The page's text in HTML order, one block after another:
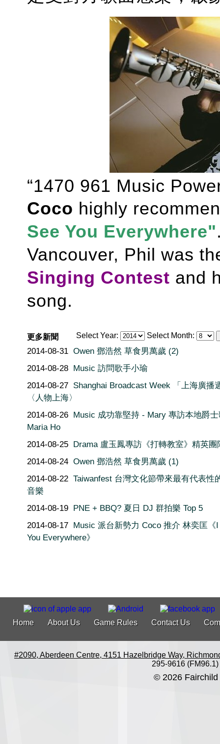
“1470 961 Music
Coco highly
See You Everywhere"
Vancouver, Phil was
Singing Contest and
song.
Select Year: Select Month:
更多新聞
2014-08-31 Owen 鄧浩然 草食男萬歲 (2)
2014-08-28 Music 訪問歌手小瑜
2014-08-27 Shanghai Broadcast Week 「上海廣播
〈人物上海〉
2014-08-26 Music 成功靠堅持 - Mary 專訪本地爵
Maria Ho
2014-08-25 Drama 盧玉鳳專訪《打轉教室》精英團
2014-08-24 Owen 鄧浩然 草食男萬歲 (1)
2014-08-22 Taiwanfest 台灣文化節帶來最有代表性
音樂
2014-08-19 PNE + BBQ? 夏日 DJ 群拍樂 Top 5
2014-08-17 Music 派台新勢力 Coco 推介 林奕匡《I
You Everywhere》
Home About Us Game Rules Contact Us
#2090, Aberdeen Centre, 4151 Hazelbridge Way,
295-9616 (FM96.1)
© 2026 Fairchild